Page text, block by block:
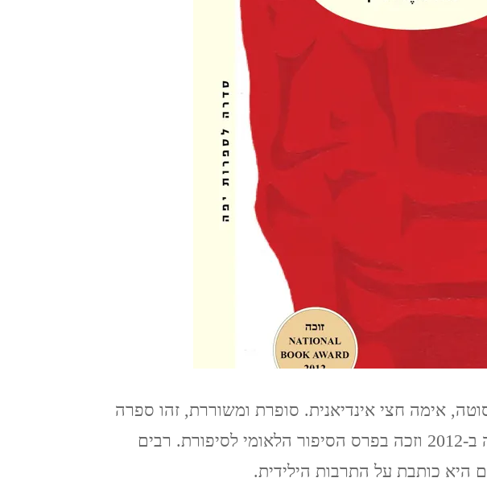
MASADA AND THE DEAD
SEA, DECEMBER
סופש בלאק פריידיי, בודפשט,
הונגריה, נובמבר 2021
BUDAPEST, HUNGARY
GERMANY, SEPTEMBER
אלוני אבא ותל מגידו אפריל
2021 ALONEI ABA AND
TEL MEGIDO
ילידת 1954, מיניסוטה, אימה חצי אינדיאנית. סופרת ומשוררת, זהו ספרה
הארבעה עשר שפורסם לראשונה ב-2012 וזכה בפרס הסיפור הלאומי לסיפורת. רבים
היא כותבת על התרבות הילידית.